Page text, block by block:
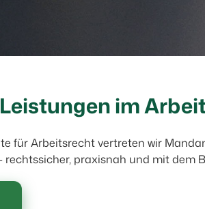
im
für Arbeitsrecht vertreten wir
rechtssicher, praxisnah und mit dem